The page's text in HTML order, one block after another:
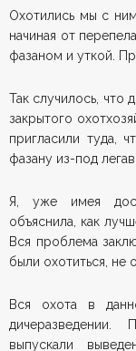
Охотились мы с
начиная от
фазаном и уткой.
Так случилось, что
закрытого
пригласили туда,
фазану из-под
Я, уже имея
объяснила, как
Вся проблема
были охотиться, не
Вся охота в
выпускали